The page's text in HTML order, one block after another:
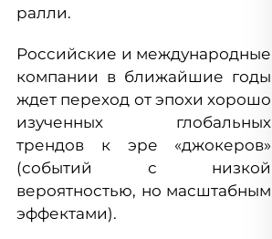
ралли.
Российские и международные
компании в ближайшие годы
ждет переход от эпохи хорошо
изученных глобальных
трендов к эре «джокеров»
(событий с низкой
вероятностью, но масштабным
эффектами).